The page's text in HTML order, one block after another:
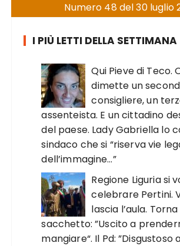
Numero 48 del 30 luglio
I PIÙ LETTI DELLA SETTIMANA
Qui Pieve di Teco.
dimette un
consigliere, un
assenteista. E un cittadino
del paese. Lady Gabriella lo
sindaco che si “riserva vie
dell’immagine…”
Regione Liguria si
celebrare Pertini.
lascia l’aula.
sacchetto: ”Uscito a
mangiare“. Il Pd: ”Disgustoso